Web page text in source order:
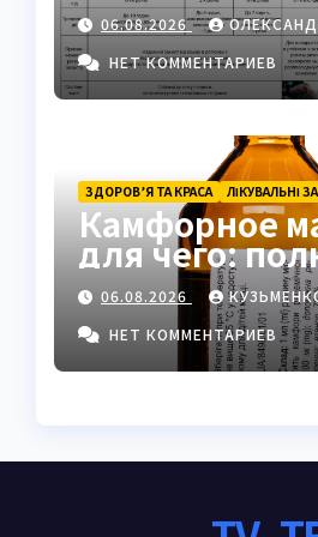
биотопам,
защите
06.08.2026
НЕТ КОММЕНТАРИЕВ
ЗДОРОВ’Я ТА КРАСА ЛІКУВАЛЬНІ
Камфорное
для чего:
по
свойствам
06.08.2026
НЕТ КОММЕНТАРИЕВ